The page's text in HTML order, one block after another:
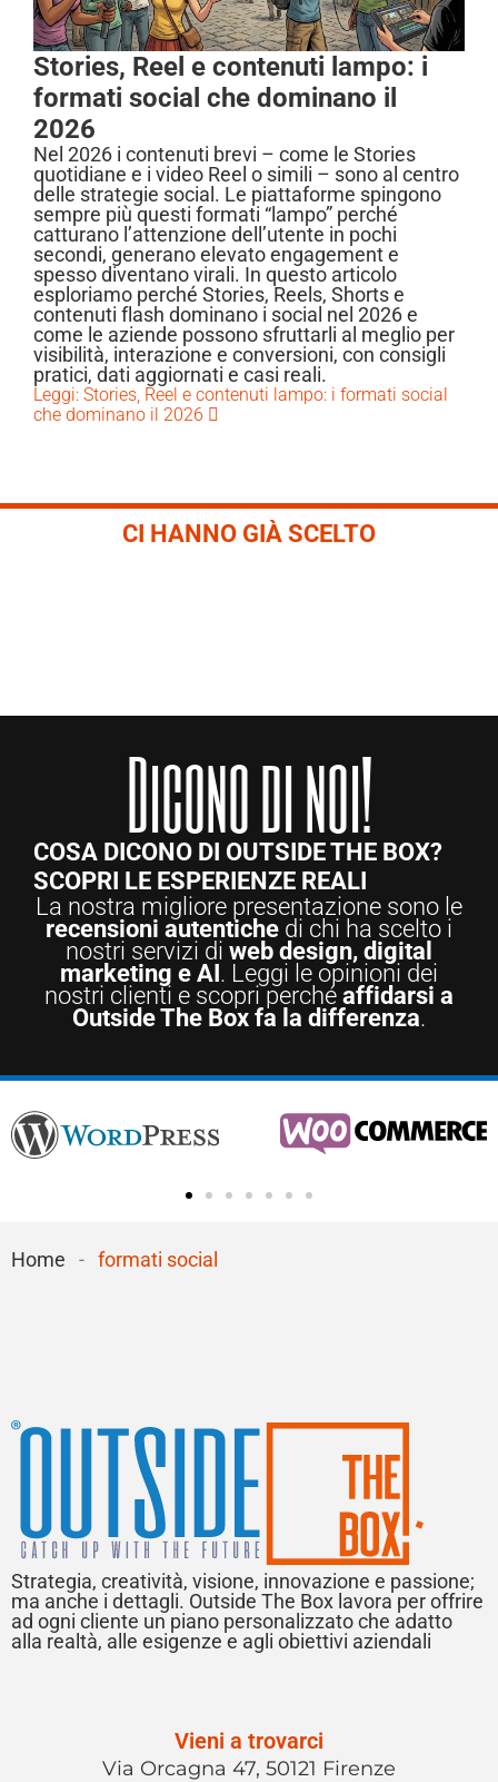
Stories, Reel e contenuti lampo: i
formati social che dominano il
2026
Nel 2026 i contenuti brevi – come le Stories
quotidiane e i video Reel o simili – sono al centro
delle strategie social. Le piattaforme spingono
sempre più questi formati “lampo” perché
catturano l’attenzione dell’utente in pochi
secondi, generano elevato engagement e
spesso diventano virali. In questo articolo
esploriamo perché Stories, Reels, Shorts e
contenuti flash dominano i social nel 2026 e
come le aziende possono sfruttarli al meglio per
visibilità, interazione e conversioni, con consigli
pratici, dati aggiornati e casi reali.
Leggi: Stories, Reel e contenuti lampo: i formati social
che dominano il 2026
CI HANNO GIÀ SCELTO
Dicono di noi!
COSA DICONO DI OUTSIDE THE BOX?
SCOPRI LE ESPERIENZE REALI
La nostra migliore presentazione sono le
recensioni autentiche di chi ha scelto i
nostri servizi di web design, digital
marketing e AI. Leggi le opinioni dei
nostri clienti e scopri perché affidarsi a
Outside The Box fa la differenza.
Home - formati social
Strategia, creatività, visione, innovazione e passione;
ma anche i dettagli. Outside The Box lavora per offrire
ad ogni cliente un piano personalizzato che adatto
alla realtà, alle esigenze e agli obiettivi aziendali
Vieni a trovarci
Via Orcagna 47, 50121 Firenze